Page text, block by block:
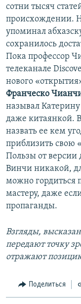
сотни тысяч
происхождении.
упоминал
сохранилось
Пока профессор
телеканале
нового
Франческо
называл Катерину
даже китаянкой.
назвать ее кем
приблизить свою
Пользы от версии
Винчи никакой,
можно гордиться
мастеру, даже
пропаганды.
Взгляды,
передают точку
отражают
Поделиться